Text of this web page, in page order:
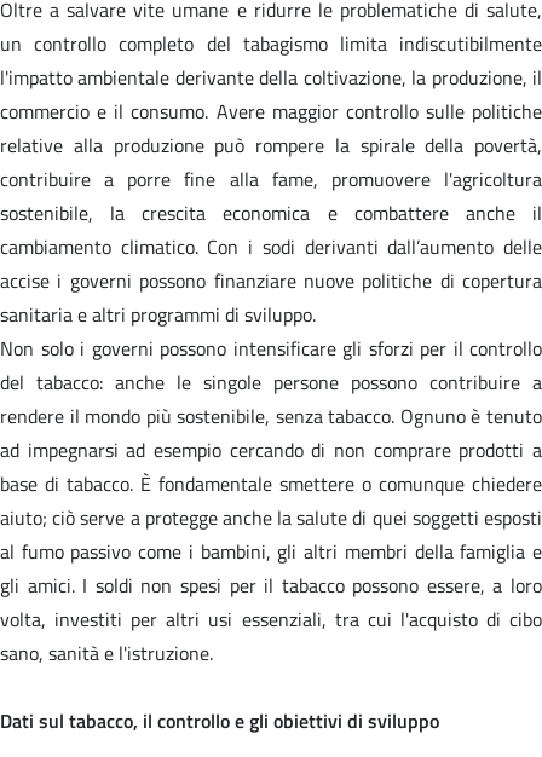
Oltre a salvare vite umane e ridurre le problematiche di salute,
un controllo completo del tabagismo limita indiscutibilmente
l'impatto ambientale derivante della coltivazione, la produzione, il
commercio e il consumo. Avere maggior controllo sulle politiche
relative alla produzione può rompere la spirale della povertà,
contribuire a porre fine alla fame, promuovere l'agricoltura
sostenibile, la crescita economica e combattere anche il
cambiamento climatico. Con i sodi derivanti dall’aumento delle
accise i governi possono finanziare nuove politiche di copertura
sanitaria e altri programmi di sviluppo.
Non solo i governi possono intensificare gli sforzi per il controllo
del tabacco: anche le singole persone possono contribuire a
rendere il mondo più sostenibile, senza tabacco. Ognuno è tenuto
ad impegnarsi ad esempio cercando di non comprare prodotti a
base di tabacco. È fondamentale smettere o comunque chiedere
aiuto; ciò serve a protegge anche la salute di quei soggetti esposti
al fumo passivo come i bambini, gli altri membri della famiglia e
gli amici. I soldi non spesi per il tabacco possono essere, a loro
volta, investiti per altri usi essenziali, tra cui l'acquisto di cibo
sano, sanità e l'istruzione.
Dati sul tabacco, il controllo e gli obiettivi di sviluppo